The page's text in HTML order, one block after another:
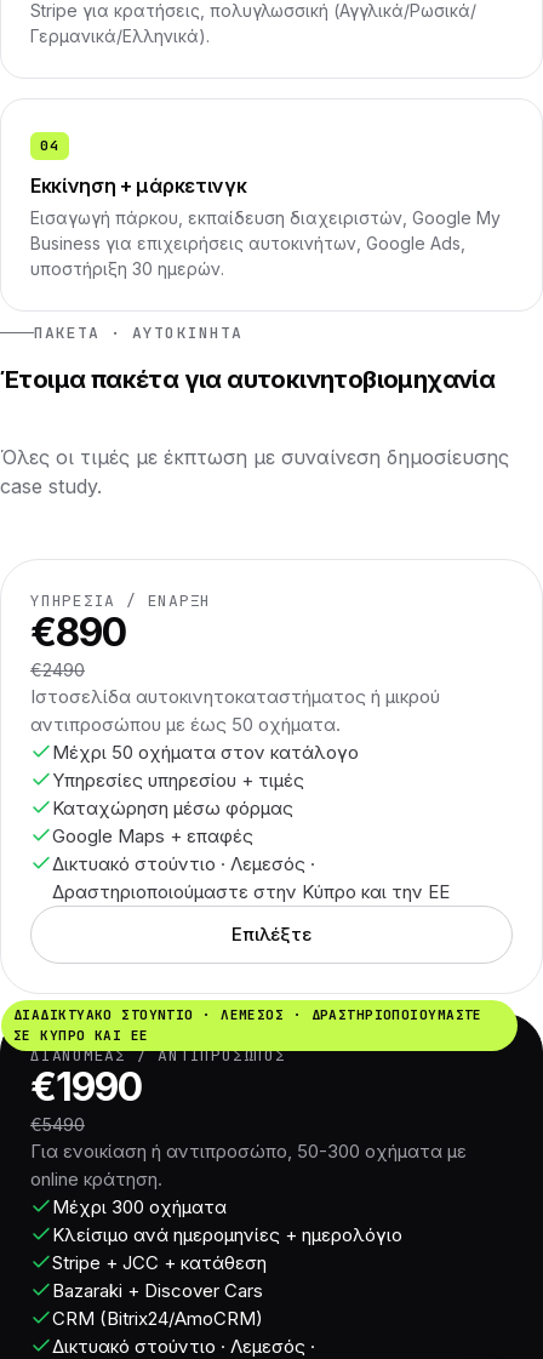
Stripe για κρατήσεις, πολυγλωσσική (Αγγλικά/Ρωσικά/
Γερμανικά/Ελληνικά).
04
Εκκίνηση + μάρκετινγκ
Εισαγωγή πάρκου, εκπαίδευση διαχειριστών, Google My
Business για επιχειρήσεις αυτοκινήτων, Google Ads,
υποστήριξη 30 ημερών.
ΠΑΚΈΤΑ · ΑΥΤΟΚΊΝΗΤΑ
Έτοιμα πακέτα για αυτοκινητοβιομηχανία
Όλες οι τιμές με έκπτωση με συναίνεση δημοσίευσης
case study.
ΥΠΗΡΕΣΊΑ / ΈΝΑΡΞΗ
€890
€2490
Ιστοσελίδα αυτοκινητοκαταστήματος ή μικρού
αντιπροσώπου με έως 50 οχήματα.
Μέχρι 50 οχήματα στον κατάλογο
Υπηρεσίες υπηρεσίου + τιμές
Καταχώρηση μέσω φόρμας
Google Maps + επαφές
Δικτυακό στούντιο · Λεμεσός ·
Δραστηριοποιούμαστε στην Κύπρο και την ΕΕ
Επιλέξτε
ΔΙΑΔΙΚΤΥΑΚΌ ΣΤΟΎΝΤΙΟ · ΛΕΜΕΣΌΣ · ΔΡΑΣΤΗΡΙΟΠΟΙΟΎΜΑΣΤΕ
ΣΕ ΚΎΠΡΟ ΚΑΙ ΕΕ
ΔΙΑΝΟΜΈΑΣ / ΑΝΤΙΠΡΌΣΩΠΟΣ
€1990
€5490
Για ενοικίαση ή αντιπροσώπο, 50-300 οχήματα με
online κράτηση.
Μέχρι 300 οχήματα
Κλείσιμο ανά ημερομηνίες + ημερολόγιο
Stripe + JCC + κατάθεση
Bazaraki + Discover Cars
CRM (Bitrix24/AmoCRM)
Δικτυακό στούντιο · Λεμεσός ·